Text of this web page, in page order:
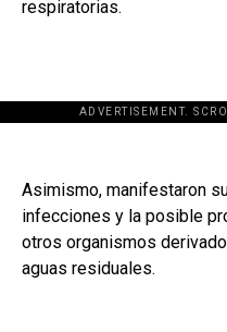
respiratorias.
ADVERTISEMENT.
Asimismo, manifestaron
infecciones y la posible
otros organismos
aguas residuales.